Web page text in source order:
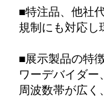
■特注品、他社
規制にも対応し
■展示製品の特
ワーデバイダー
周波数帯が広